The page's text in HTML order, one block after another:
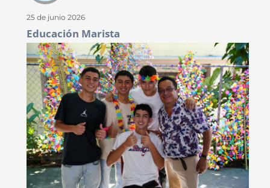
25 de junio 2026
Educación Marista